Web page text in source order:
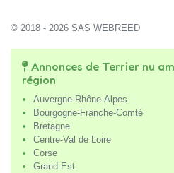
© 2018 - 2026 SAS WEBREED
Annonces de Terrier nu
région
Auvergne-Rhône-Alpes
Bourgogne-Franche-Comté
Bretagne
Centre-Val de Loire
Corse
Grand Est